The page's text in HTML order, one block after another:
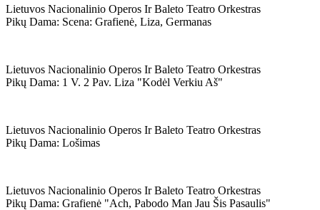
Lietuvos Nacionalinio Operos Ir Baleto Teatro Orkestras
Pikų Dama: Scena: Grafienė, Liza, Germanas
Lietuvos Nacionalinio Operos Ir Baleto Teatro Orkestras
Pikų Dama: 1 V. 2 Pav. Liza "kodėl Verkiu Aš"
Lietuvos Nacionalinio Operos Ir Baleto Teatro Orkestras
Pikų Dama: Lošimas
Lietuvos Nacionalinio Operos Ir Baleto Teatro Orkestras
Pikų Dama: Grafienė "ach, Pabodo Man Jau Šis Pasaulis"